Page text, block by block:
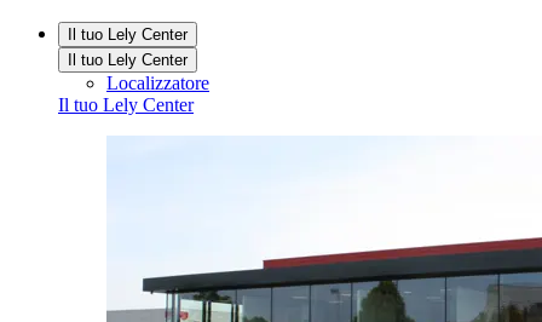
Il tuo Lely Center
Il tuo Lely Center
Localizzatore
Il tuo Lely Center